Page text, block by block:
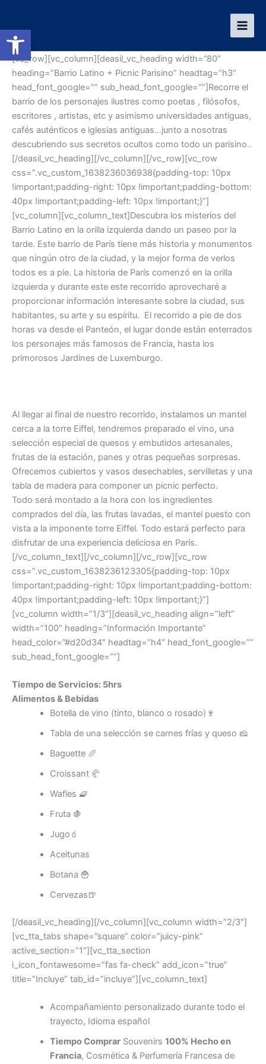
Abrir barra de herramientas
contenido
[vc_row][vc_column][deasil_vc_heading width=”80″
heading=”Barrio Latino + Picnic Parisino” headtag=”h3″
head_font_google=”” sub_head_font_google=””]Recorre el
barrio de los personajes ilustres como poetas , filósofos,
escritores , artistas, etc y asimismo universidades antiguas,
cafés auténticos e iglesias antiguas…junto a nosotras
descubriendo sus secretos ocultos como todo un parisino..
[/deasil_vc_heading][/vc_column][/vc_row][vc_row
css=”.vc_custom_1638236036938{padding-top: 10px
!important;padding-right: 10px !important;padding-bottom:
40px !important;padding-left: 10px !important;}”]
[vc_column][vc_column_text]Descubra los misterios del
Barrio Latino en la orilla izquierda dando un paseo por la
tarde. Este barrio de París tiene más historia y monumentos
que ningún otro de la ciudad, y la mejor forma de verlos
todos es a pie. La historia de París comenzó en la orilla
izquierda y durante este este recorrido aprovecharé a
proporcionar información interesante sobre la ciudad, sus
habitantes, su arte y su espíritu. El recorrido a pie de dos
horas va desde el Panteón, el lugar donde están enterrados
los personajes más famosos de Francia, hasta los
primorosos Jardines de Luxemburgo.
Al llegar al final de nuestro recorrido, instalamos un mantel
cerca a la torre Eiffel, tendremos preparado el vino, una
selección especial de quesos y embutidos artesanales,
frutas de la estación, panes y otras pequeñas sorpresas.
Ofrecemos cubiertos y vasos desechables, servilletas y una
tabla de madera para componer un picnic perfecto.
Todo será montado a la hora con los ingredientes
comprados del día, las frutas lavadas, el mantel puesto con
vista a la imponente torre Eiffel. Todo estará perfecto para
disfrutar de una experiencia deliciosa en París.
[/vc_column_text][/vc_column][/vc_row][vc_row
css=”.vc_custom_1638236123305{padding-top: 10px
!important;padding-right: 10px !important;padding-bottom:
40px !important;padding-left: 10px !important;}”]
[vc_column width=”1/3″][deasil_vc_heading align=”left”
width=”100″ heading=”Información Importante”
head_color=”#d20d34″ headtag=”h4″ head_font_google=””
sub_head_font_google=””]
Tiempo de Servicios: 5hrs
Alimentos & Bebidas
Botella de vino (tinto, blanco o rosado)🍷
Tabla de una selección se carnes frías y queso 🧀
Baguette 🥖
Croissant 🥐
Wafles 🧇
Fruta 🍇
Jugo🧃
Aceitunas
Botana 🍟
Cervezas🍺
[/deasil_vc_heading][/vc_column][vc_column width=”2/3″]
[vc_tta_tabs shape=”square” color=”juicy-pink”
active_section=”1″][vc_tta_section
i_icon_fontawesome=”fas fa-check” add_icon=”true”
title=”Incluye” tab_id=”incluye”][vc_column_text]
Acompañamiento personalizado durante todo el
trayecto, Idioma español
Tiempo ComprarSouvenirs 100% Hecho en
Francia, Cosmética & Perfumería Francesa de